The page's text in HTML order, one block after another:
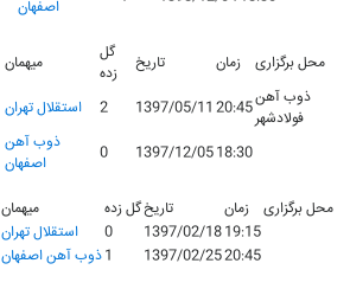
اصفهان
میهمان
گل
زده
تاریخ زمان
محل برگزاری
استقلال تهران 2 1397/05/11 20:45ذوب آهن
فولادشهر
ذوب آهن
اصفهان
0 1397/12/0518:30
میهمان گل زدهتاریخ زمان
محل برگزاری
استقلال تهران 0 1397/02/1819:15
ذوب آهن اصفهان1 1397/02/2520:45